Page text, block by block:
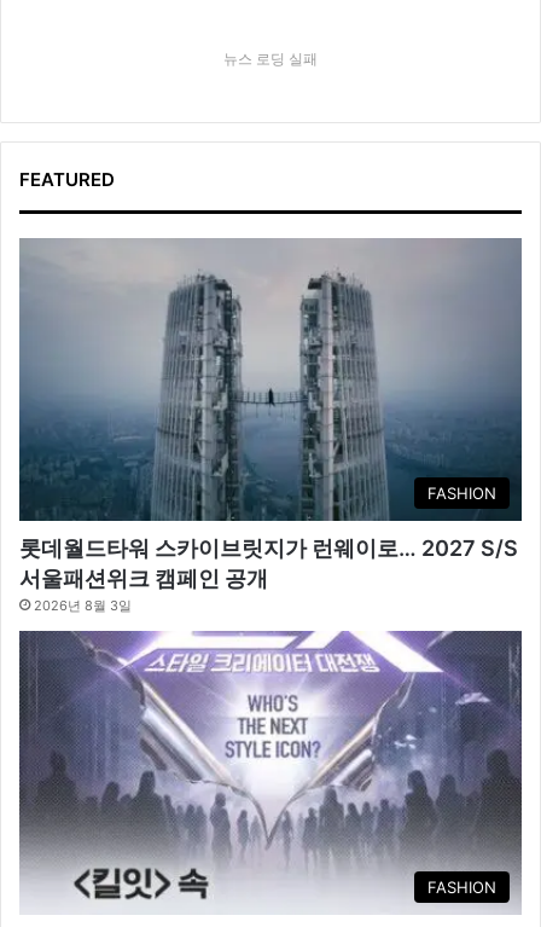
뉴스 로딩 실패
FEATURED
FASHION
롯데월드타워 스카이브릿지가 런웨이로… 2027 S/S
서울패션위크 캠페인 공개
2026년 8월 3일
FASHION